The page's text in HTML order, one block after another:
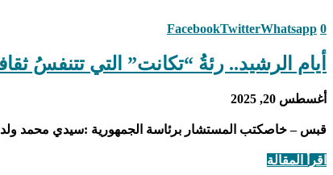
0
FacebookTwitterWhatsapp
أيام الرشيد.. رئةُ “تكانت” التي تتنفسُ
أغسطس 20, 2025
قبس – خاصكتب المستشار برئاسة الجمهورية :سيدي محمد
اقرأ المقالة